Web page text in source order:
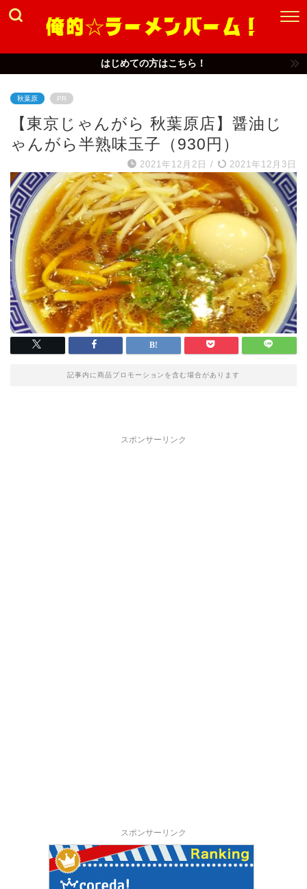
はじめての方はこちら！
秋葉原 PR
【東京じゃんがら 秋葉原店】醤油じ
ゃんがら半熟味玉子（930円）
2021年12月2日 / 2021年12月3日
記事内に商品プロモーションを含む場合があります
スポンサーリンク
スポンサーリンク